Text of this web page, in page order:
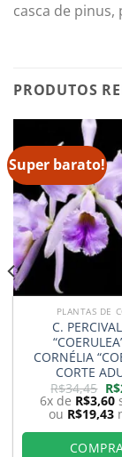
casca de
PRODUTOS
Super barato!
PLANTAS DE
C.
CORNÉLIA
CORTE
R$34,45 O
R$
6x de R$3,60
ou R$19,43